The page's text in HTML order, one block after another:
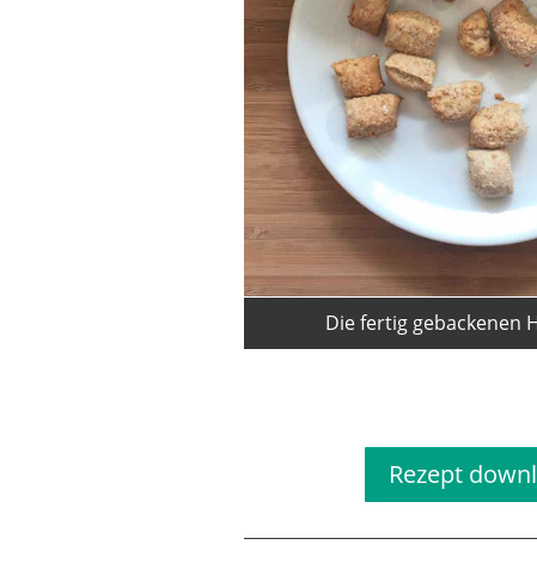
Die fertig gebackenen
Rezept